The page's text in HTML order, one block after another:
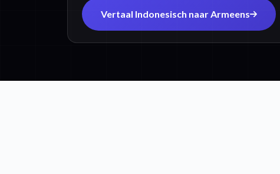
Vertaal Indonesisch naar Armeens